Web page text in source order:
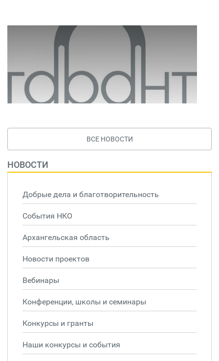
ВСЕ НОВОСТИ
НОВОСТИ
Добрые дела и благотворительность
События НКО
Архангельская область
Новости проектов
Вебинары
Конференции, школы и семинары
Конкурсы и гранты
Наши конкурсы и события